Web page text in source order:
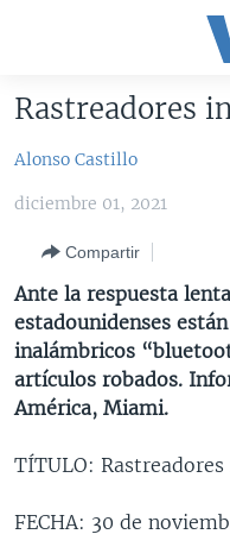
accesibilidad
principal
navegador
principal
Salte
búsqueda
AMÉRICA DEL NORTE
EEUU
MÉXICO
HAITÍ
ELECCIONES EEUU 2024
ELECCIONES EEUU
VOTO DIVIDIDO
VOA VERIFICA
VOA VERIFICA
VOA VERIFICA
VOA VERIFICA AMÉRICA
AMÉRICA LATINA
ARGENTINA
BOLIVIA
COLOMBIA
PERÚ
CHINA EN AMÉRICA LATINA
CENTROAMÉRICA
COSTA RICA
EL SALVADOR
GUATEMALA
HONDURAS
OTRAS SECCIONES
INMIGRACIÓN
LIBERTAD DE PRENSA
ESPECIALES DE LA VOA
LIBERTAD DE PRENSA
Rastreadores
Alonso Castillo
diciembre 01, 2021
Compartir
Ante la respuesta
estadounidenses
inalámbricos
artículos robados.
América, Miami.
TÍTULO:
FECHA: 30 de